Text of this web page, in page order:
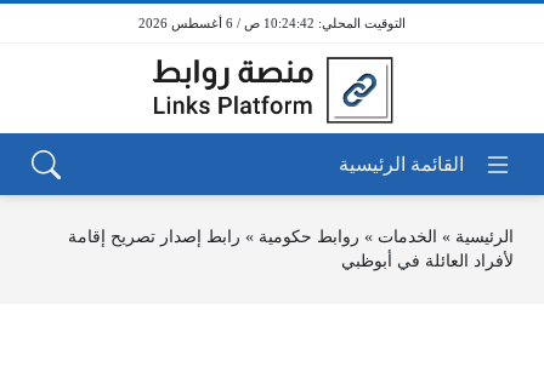
10:24:42 ص / 6 أغسطس 2026
الرئيسية » الخدمات » روابط حكومية » رابط إصدار تصريح إقامة
لأفراد العائلة في أبوظبي